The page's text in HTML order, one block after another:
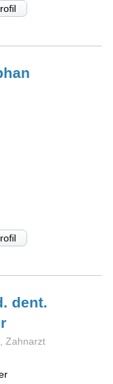
dent.
Zahnarzt